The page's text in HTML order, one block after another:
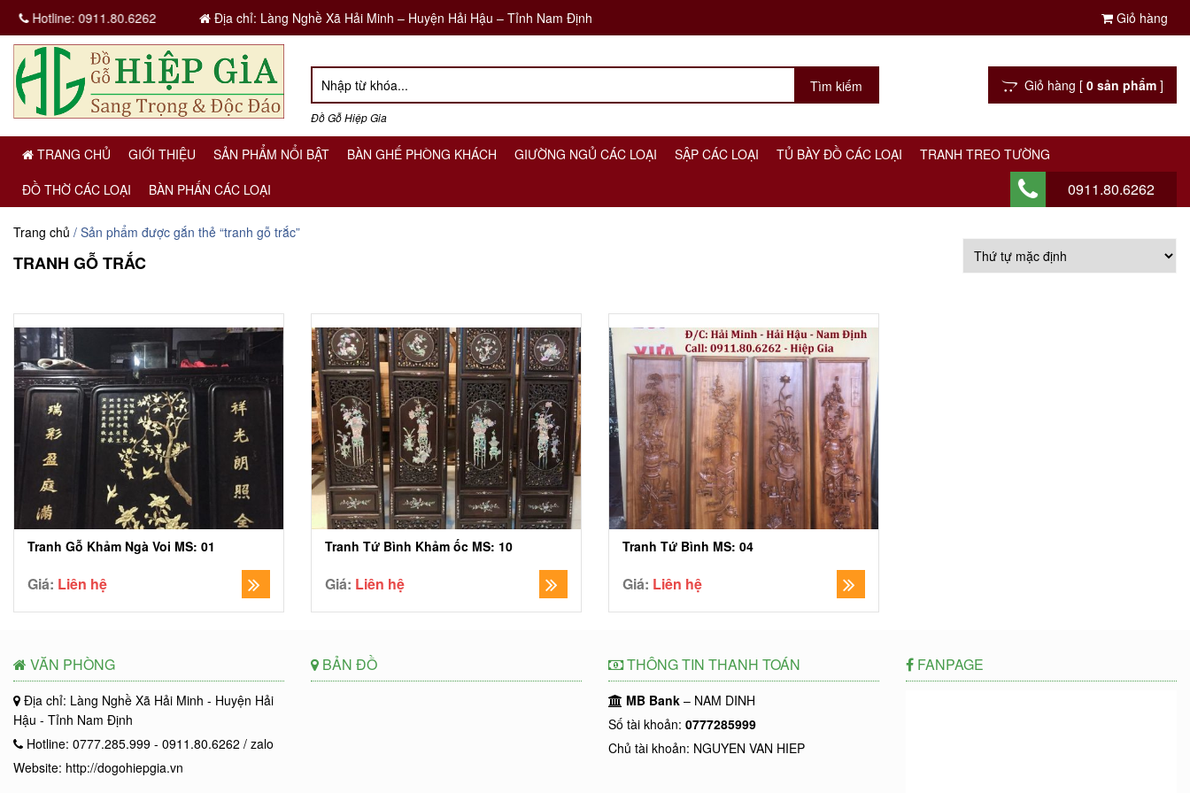
Hotline:0911.80.6262 Địa chỉ: Làng Nghề Xã Hải Minh – Huyện Hải Hậu – Tỉnh Nam Định Giỏ hàng
Đồ Gỗ Hiệp Gia
Giỏ hàng [ 0 sản phẩm ]
TRANG CHỦ GIỚI THIỆU SẢN PHẨM NỔI BẬT BÀN GHẾ PHÒNG KHÁCH GIƯỜNG NGỦ CÁC LOẠI SẬP CÁC LOẠI TỦ BÀY ĐỒ CÁC LOẠI
TRANH TREO TƯỜNG
ĐỒ THỜ CÁC LOẠI
BÀN PHẤN CÁC LOẠI 0911.80.6262
Trang chủ / Sản phẩm được gắn thẻ “tranh gỗ trắc”
TRANH GỖ TRẮC
Tranh Gỗ Khảm Ngà Voi MS: 01
Giá: Liên hệ
Tranh Tứ Bình Khảm ốc MS: 10
Giá: Liên hệ
Tranh Tứ Bình MS: 04
Giá: Liên hệ
VĂN PHÒNG
Địa chỉ: Làng Nghề Xã Hải Minh - Huyện Hải
Hậu - Tỉnh Nam Định
Hotline: 0777.285.999 - 0911.80.6262 / zalo
Website: http://dogohiepgia.vn
BẢN ĐỒ THÔNG TIN THANH TOÁN
MB Bank – NAM DINH
Số tài khoản: 0777285999
Chủ tài khoản: NGUYEN VAN HIEP
FANPAGE